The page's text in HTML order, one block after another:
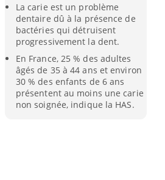
La carie est un problème
dentaire dû à la présence de
bactéries qui détruisent
progressivement la dent.
En France, 25 % des adultes
âgés de 35 à 44 ans et environ
30 % des enfants de 6 ans
présentent au moins une carie
non soignée, indique la HAS.